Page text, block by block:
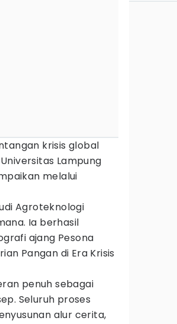
krisis global
Lampung
melalui
Agroteknologi
Ia berhasil
ajang Pesona
Pangan di Era Krisis
penuh sebagai
Seluruh proses
alur cerita,